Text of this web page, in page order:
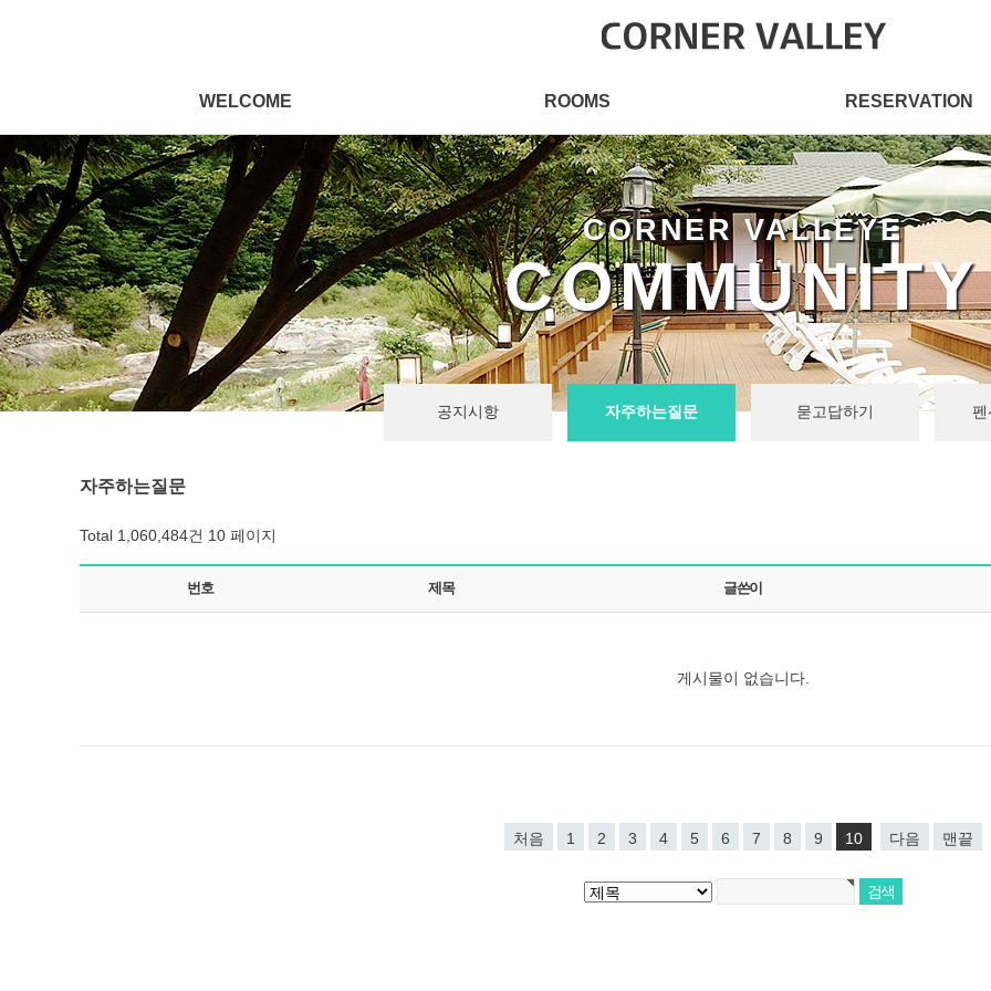
WELCOME ROOMS RESERVATION
CORNER VALLEYE
COMMUNITY
공지시항 자주하는질문 묻고답하기 펜
자주하는질문
Total 1,060,484건 10 페이지
번호 제목 글쓴이
게시물이 없습니다.
처음 1 2 3 4 5 6 7 8 9 10 다음 맨끝